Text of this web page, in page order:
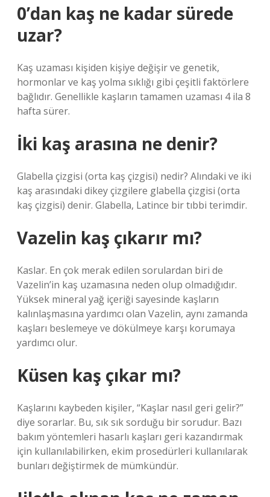
0’dan kaş ne kadar sürede
uzar?
Kaş uzaması kişiden kişiye değişir ve genetik,
hormonlar ve kaş yolma sıklığı gibi çeşitli faktörlere
bağlıdır. Genellikle kaşların tamamen uzaması 4 ila 8
hafta sürer.
İki kaş arasına ne denir?
Glabella çizgisi (orta kaş çizgisi) nedir? Alındaki ve iki
kaş arasındaki dikey çizgilere glabella çizgisi (orta
kaş çizgisi) denir. Glabella, Latince bir tıbbi terimdir.
Vazelin kaş çıkarır mı?
Kaslar. En çok merak edilen sorulardan biri de
Vazelin’in kaş uzamasına neden olup olmadığıdır.
Yüksek mineral yağ içeriği sayesinde kaşların
kalınlaşmasına yardımcı olan Vazelin, aynı zamanda
kaşları beslemeye ve dökülmeye karşı korumaya
yardımcı olur.
Küsen kaş çıkar mı?
Kaşlarını kaybeden kişiler, “Kaşlar nasıl geri gelir?”
diye sorarlar. Bu, sık sık sorduğu bir sorudur. Bazı
bakım yöntemleri hasarlı kaşları geri kazandırmak
için kullanılabilirken, ekim prosedürleri kullanılarak
bunları değiştirmek de mümkündür.